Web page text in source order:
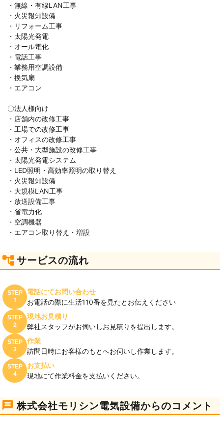
・無線・有線LAN工事
・火災報知設備
・リフォーム工事
・太陽光発電
・オール電化
・電話工事
・業務用空調設備
・換気扇
・エアコン
〇法人様向け
・店舗内の改修工事
・工場での改修工事
・オフィスの改修工事
・公共・大型施設の改修工事
・太陽光発電システム
・LED照明・高効率照明の取り替え
・火災報知設備
・大規模LAN工事
・放送設備工事
・省電力化
・空調機器
・エアコン取り替え・増設
サービスの流れ
STEP
1
電話にてお問い合わせ
お電話の際に生活110番を見たとお伝えください
STEP
2
現地お見積り
弊社スタッフがお伺いしお見積りを提出します。
STEP
3
作業
訪問日時にお客様のもとへお伺いし作業します。
STEP
4
お支払い
現地にて作業料金を支払いください。
株式会社モリシン電気設備からのコメント